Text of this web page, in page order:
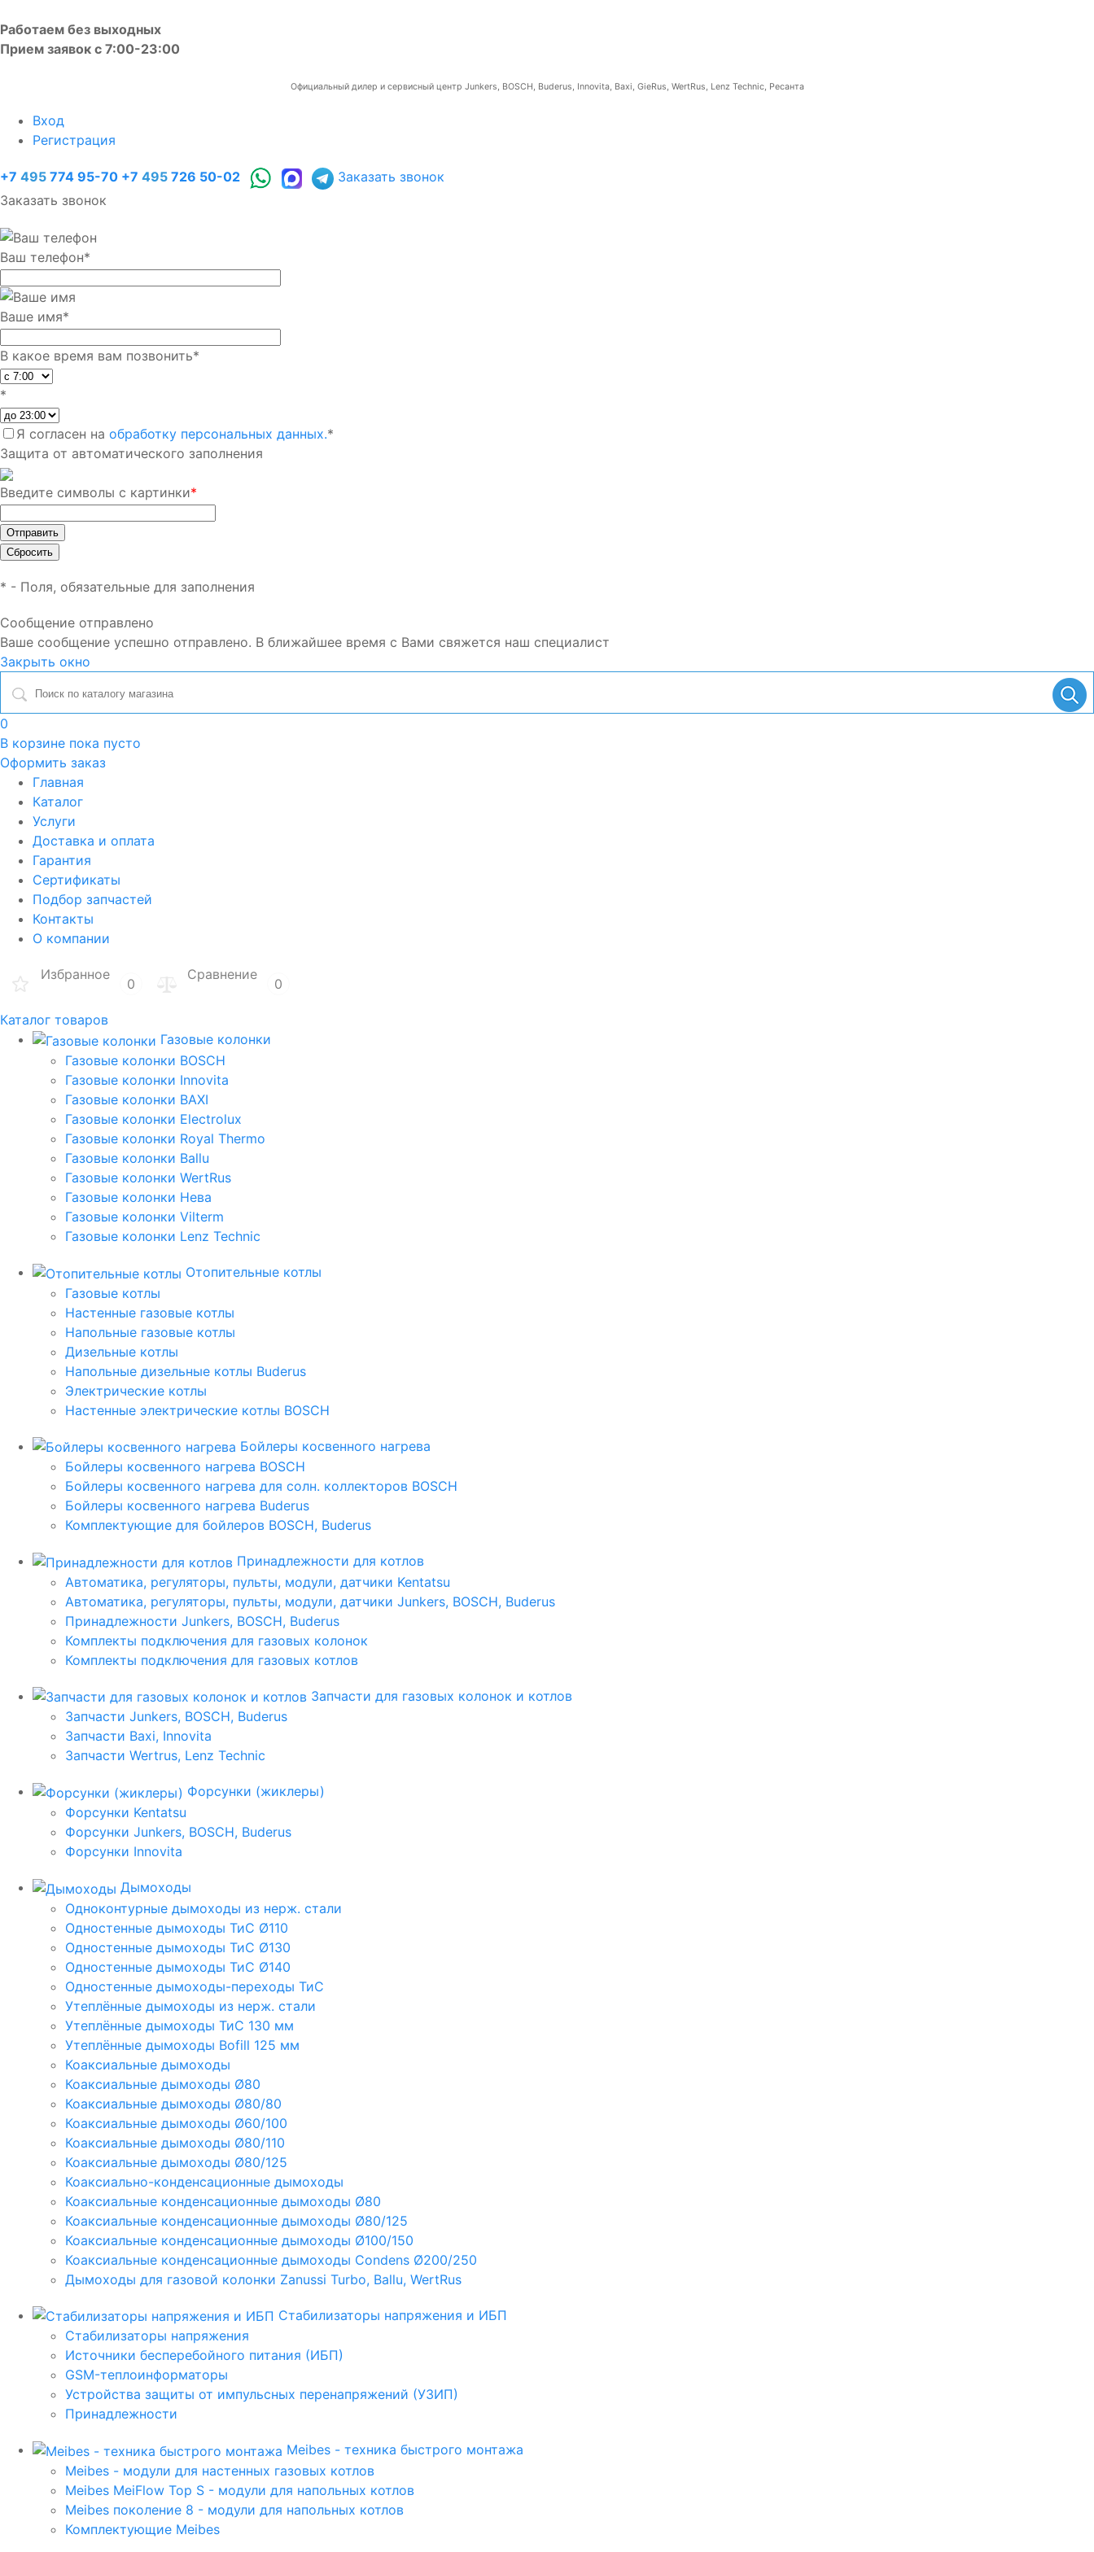
Работаем без выходных
Прием заявок с 7:00-23:00
Официальный дилер и сервисный центр Junkers, BOSCH, Buderus, Innovita, Baxi, GieRus, WertRus, Lenz Technic, Ресанта
Вход
Регистрация
+7 495 774 95-70 +7 495 726 50-02
Заказать звонок
Заказать звонок
Ваш телефон*
Ваше имя*
В какое время вам позвонить*
*
Я согласен на обработку персональных данных.*
Защита от автоматического заполнения
Введите символы с картинки*
* - Поля, обязательные для заполнения
Сообщение отправлено
Ваше сообщение успешно отправлено. В ближайшее время с Вами свяжется наш специалист
Закрыть окно
0
В корзине пока пусто
Оформить заказ
Главная
Каталог
Услуги
Доставка и оплата
Гарантия
Сертификаты
Подбор запчастей
Контакты
О компании
Избранное
0
Сравнение
0
Каталог товаров
Газовые колонки
Газовые колонки BOSCH
Газовые колонки Innovita
Газовые колонки BAXI
Газовые колонки Electrolux
Газовые колонки Royal Thermo
Газовые колонки Ballu
Газовые колонки WertRus
Газовые колонки Нева
Газовые колонки Vilterm
Газовые колонки Lenz Technic
Отопительные котлы
Газовые котлы
Настенные газовые котлы
Напольные газовые котлы
Дизельные котлы
Напольные дизельные котлы Buderus
Электрические котлы
Настенные электрические котлы BOSCH
Бойлеры косвенного нагрева
Бойлеры косвенного нагрева BOSCH
Бойлеры косвенного нагрева для солн. коллекторов BOSCH
Бойлеры косвенного нагрева Buderus
Комплектующие для бойлеров BOSCH, Buderus
Принадлежности для котлов
Автоматика, регуляторы, пульты, модули, датчики Kentatsu
Автоматика, регуляторы, пульты, модули, датчики Junkers, BOSCH, Buderus
Принадлежности Junkers, BOSCH, Buderus
Комплекты подключения для газовых колонок
Комплекты подключения для газовых котлов
Запчасти для газовых колонок и котлов
Запчасти Junkers, BOSCH, Buderus
Запчасти Baxi, Innovita
Запчасти Wertrus, Lenz Technic
Форсунки (жиклеры)
Форсунки Kentatsu
Форсунки Junkers, BOSCH, Buderus
Форсунки Innovita
Дымоходы
Одноконтурные дымоходы из нерж. стали
Одностенные дымоходы ТиС Ø110
Одностенные дымоходы ТиС Ø130
Одностенные дымоходы ТиС Ø140
Одностенные дымоходы-переходы ТиС
Утеплённые дымоходы из нерж. стали
Утеплённые дымоходы ТиС 130 мм
Утеплённые дымоходы Bofill 125 мм
Коаксиальные дымоходы
Коаксиальные дымоходы Ø80
Коаксиальные дымоходы Ø80/80
Коаксиальные дымоходы Ø60/100
Коаксиальные дымоходы Ø80/110
Коаксиальные дымоходы Ø80/125
Коаксиально-конденсационные дымоходы
Коаксиальные конденсационные дымоходы Ø80
Коаксиальные конденсационные дымоходы Ø80/125
Коаксиальные конденсационные дымоходы Ø100/150
Коаксиальные конденсационные дымоходы Condens Ø200/250
Дымоходы для газовой колонки Zanussi Turbo, Ballu, WertRus
Стабилизаторы напряжения и ИБП
Стабилизаторы напряжения
Источники бесперебойного питания (ИБП)
GSM-теплоинформаторы
Устройства защиты от импульсных перенапряжений (УЗИП)
Принадлежности
Meibes - техника быстрого монтажа
Meibes - модули для настенных газовых котлов
Meibes MeiFlow Top S - модули для напольных котлов
Meibes поколение 8 - модули для напольных котлов
Комплектующие Meibes